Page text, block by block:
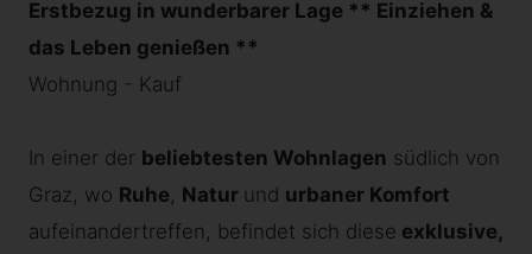
Erstbezug in wunderbarer Lage ** Einziehen &
das Leben genießen **
Wohnung - Kauf
In einer der beliebtesten Wohnlagen südlich von
Graz, wo Ruhe, Natur und urbaner Komfort
aufeinandertreffen, befindet sich diese exklusive,